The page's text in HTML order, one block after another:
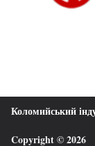
Коломийський
Copyright © 2026